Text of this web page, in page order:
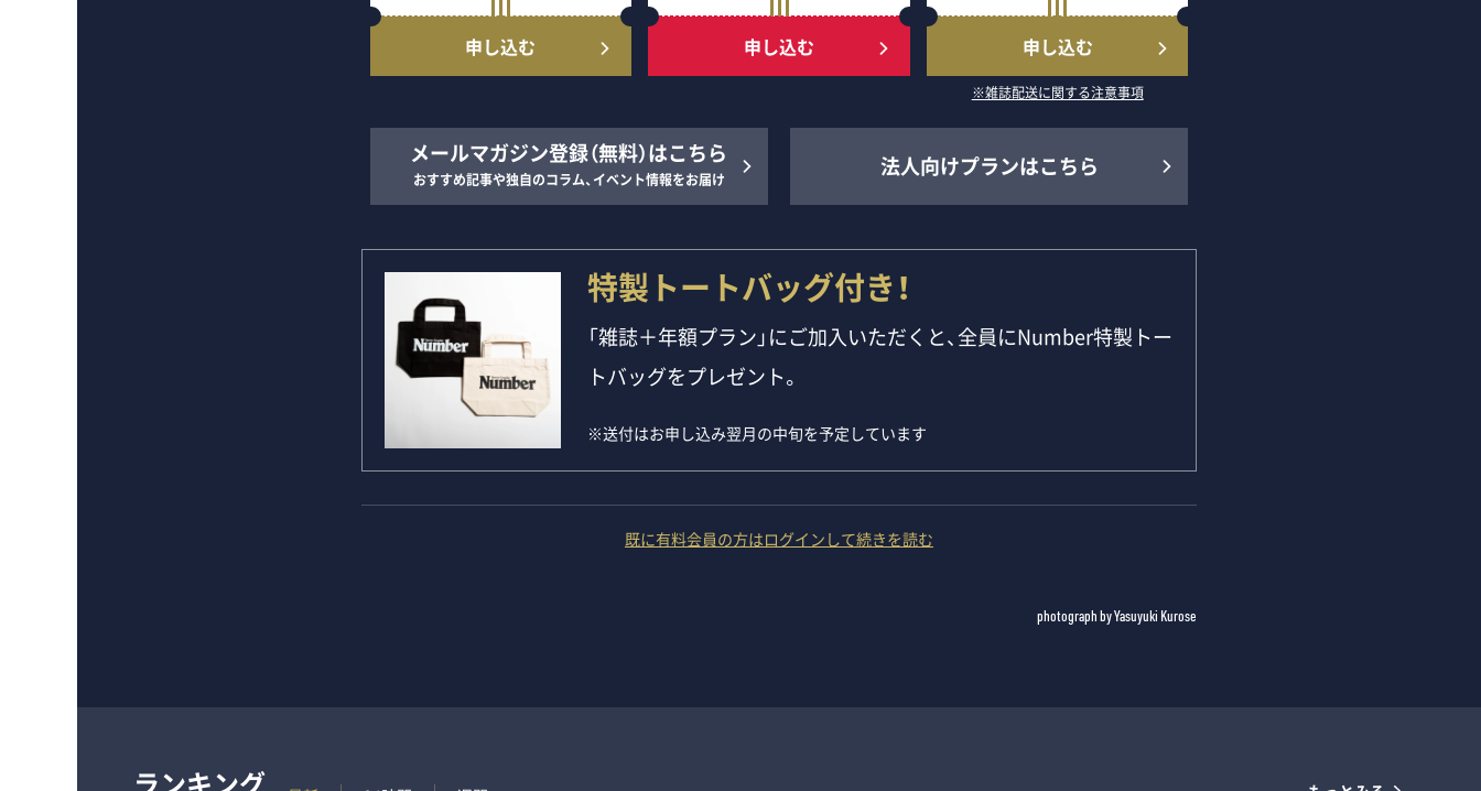
申し込む 申し込む 申し込む
※雑誌配送に関する注意事項
メールマガジン登録（無料）はこちら
おすすめ記事や独自のコラム、イベント情報をお届け 法人向けプランはこちら
特製トートバッグ付き！
「雑誌＋年額プラン」にご加入いただくと、全員にNumber特製トー
トバッグをプレゼント。
※送付はお申し込み翌月の中旬を予定しています
既に有料会員の方はログインして続きを読む
photograph by Yasuyuki Kurose